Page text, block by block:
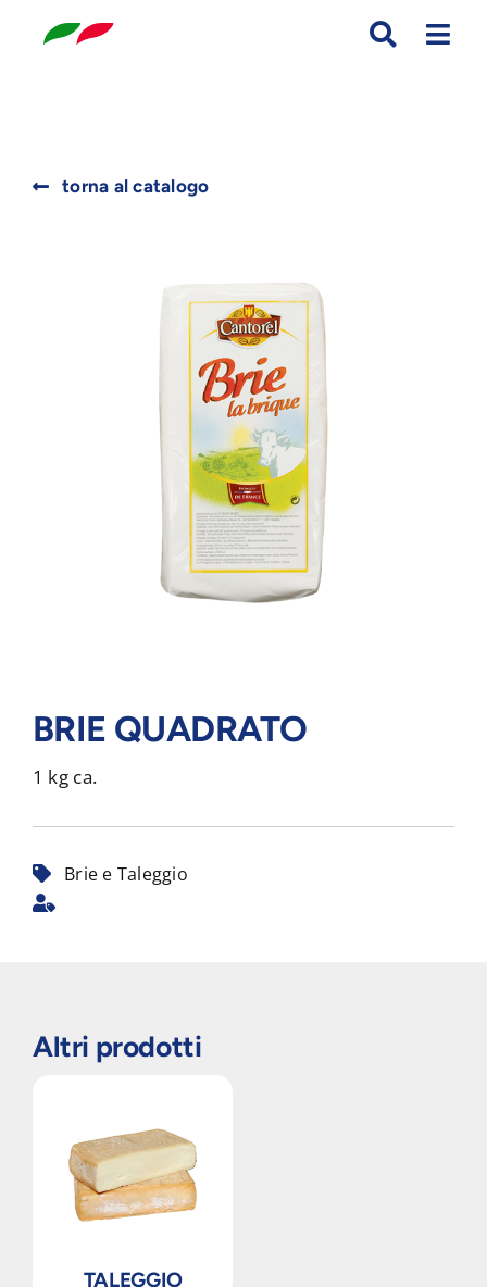
torna al catalogo
BRIE QUADRATO
1 kg ca.
Brie e Taleggio
Altri prodotti
TALEGGIO
for: